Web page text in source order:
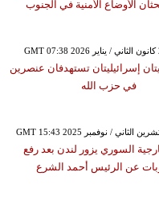
الأوضاع الأمنية في الجنوب
إسرائيليتان تستهدفان عنصرين
في حزب الله
السوري يزور لندن بعد رفع
عن الرئيس أحمد الشرع